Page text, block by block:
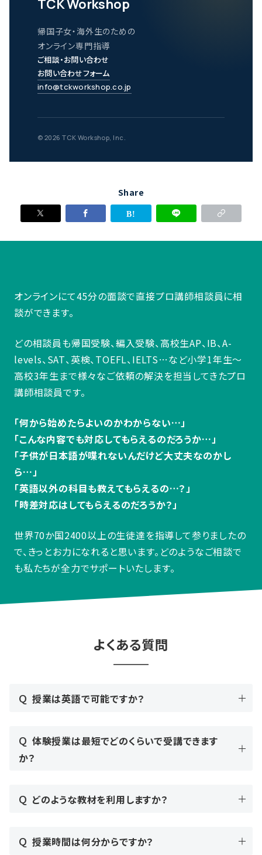
TCK Workshop
帰国子女・海外生のための
オンライン専門指導
ご相談・お問い合わせ
お問い合わせフォーム
info@tckworkshop.co.jp
© 2026 TCK Workshop, Inc.
Share
オンラインにて45分の面談で直接プロ講師相談員に相
談ができます。
どの相談員も帰国受験、編入受験、高校生AP、IB、A-
levels、SAT、英検、TOEFL、IELTS…など小学1年生～
高校3年生まで様々なご依頼の解決を担当してきたプロ
講師相談員です。
「何から始めたらよいのかわからない…」
「こんな内容でも対応してもらえるのだろうか…」
「子供が日本語が喋れないんだけど大丈夫なのかし
ら…」
「英語以外の科目も教えてもらえるの…？」
「時差対応はしてもらえるのだろうか？」
世界70か国2400以上の生徒達を指導して参りましたの
で、きっとお力になれると思います。どのようなご相談で
も私たちが全力でサポートいたします。
よくある質問
Q 授業は英語で可能ですか？
Q 体験授業は最短でどのくらいで受講できます
か？
Q どのような教材を利用しますか？
Q 授業時間は何分からですか？